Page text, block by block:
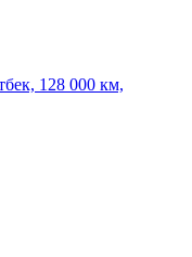
128 000 км,